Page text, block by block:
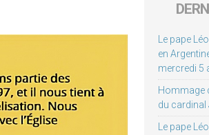
Le pape
en
mercredi 5
Hommage
du cardinal
Le pape